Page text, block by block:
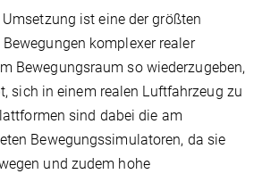
ist eine der größten
komplexer realer
Bewegungsraum so wiederzugeben,
sich in einem realen Luftfahrzeug zu
sind dabei die am
Bewegungssimulatoren, da sie
und zudem hohe